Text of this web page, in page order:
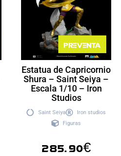
Preventa
Estatua de Capricornio
Shura – Saint Seiya –
Escala 1/10 – Iron
Studios
Saint Seiya
Iron studios
Figuras
285.90€